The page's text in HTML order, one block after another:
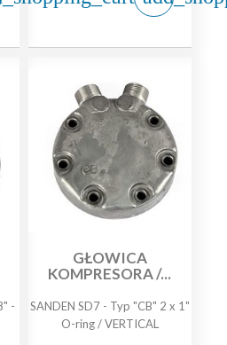
-
GŁOWICA
KOMPRESORA /...
SANDEN SD7 - Typ "CB" 2 x 1"
O-ring / VERTICAL